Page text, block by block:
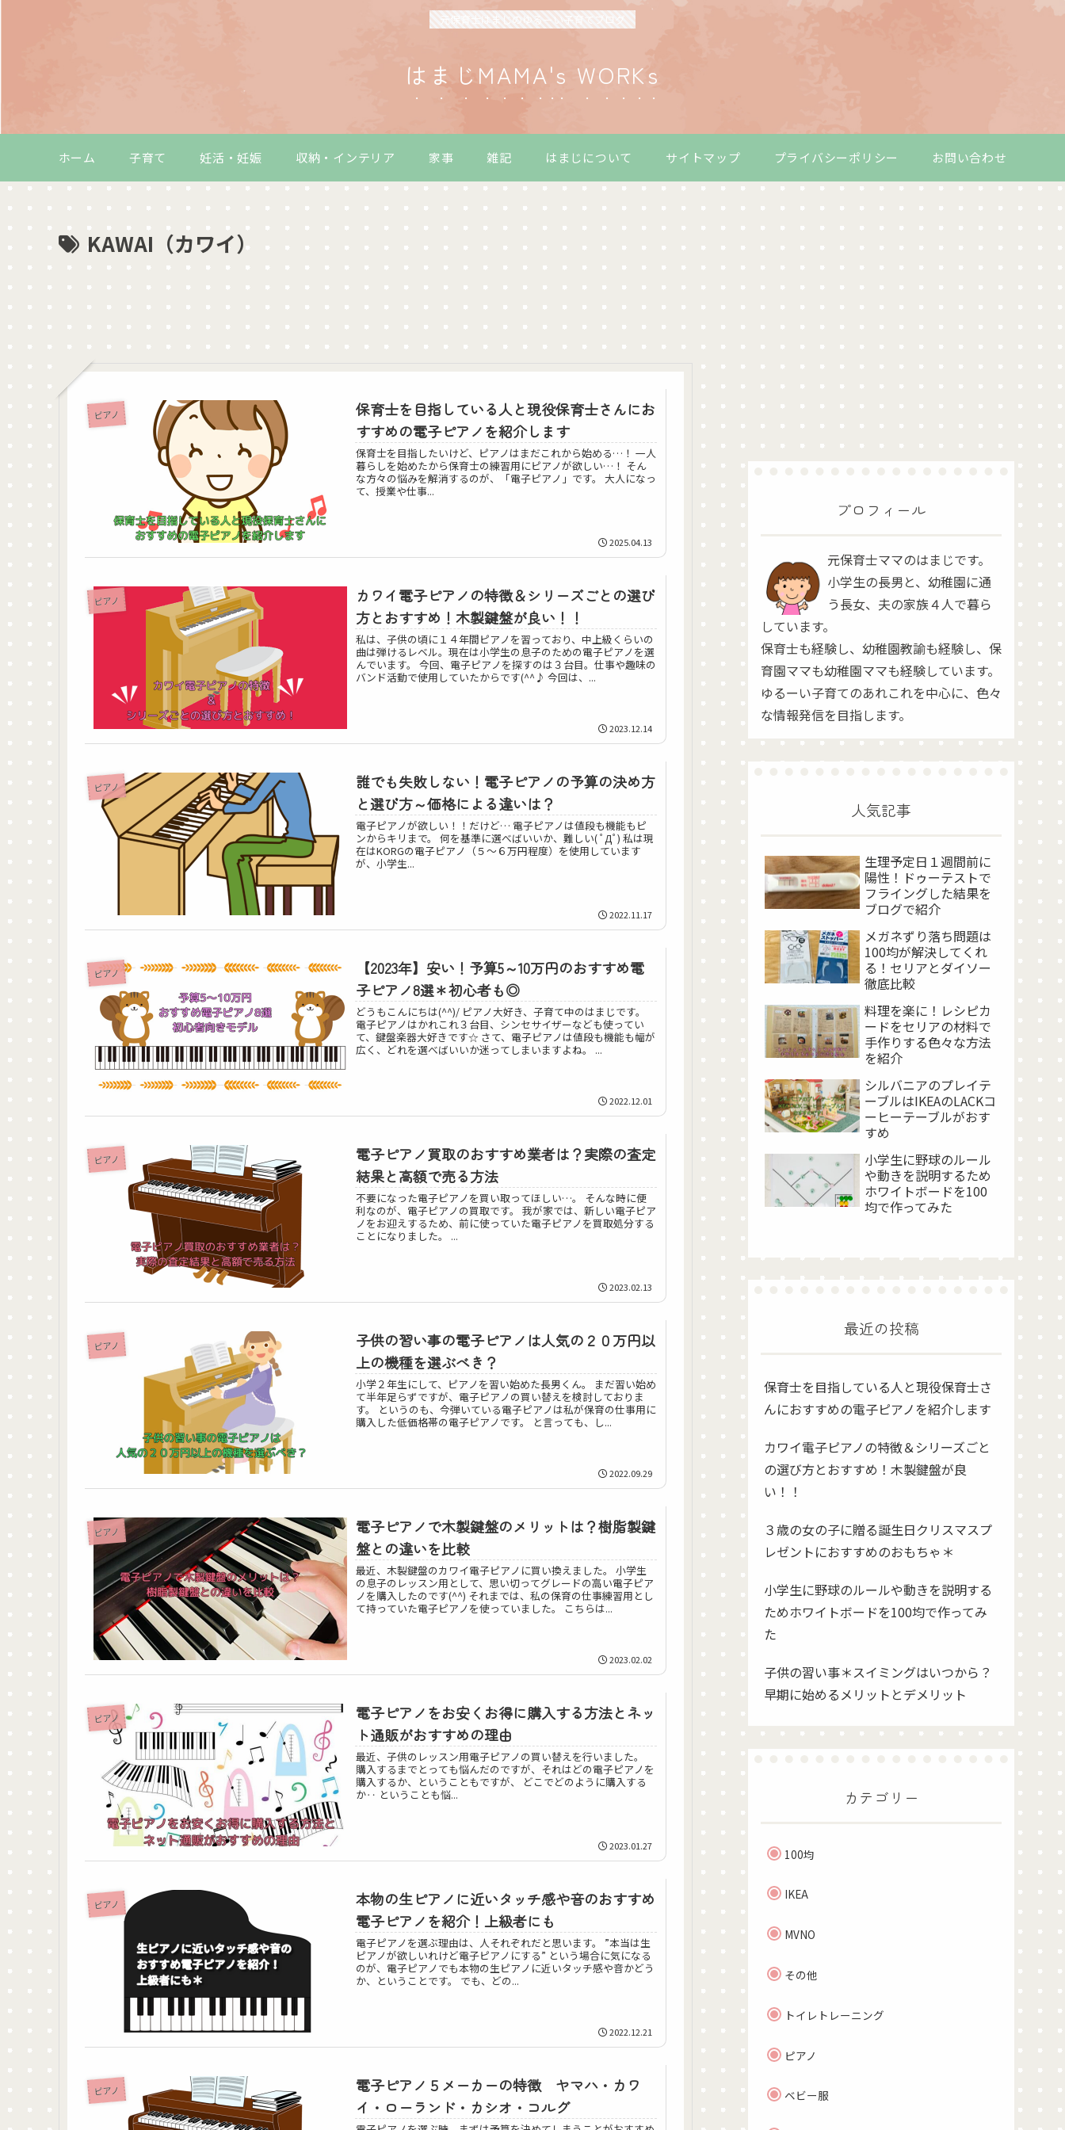
元保育士はまじのゆるーい子育てブログ
はまじMAMA's WORKs
ホーム 子育て 妊活・妊娠 収納・インテリア 家事 雑記 はまじについて サイトマップ プライバシーポリシー お問い合わせ
KAWAI（カワイ）
ピアノ
保育士を目指している人と現役保育士さんにお
すすめの電子ピアノを紹介します
保育士を目指したいけど、ピアノはまだこれから始める…！ 一人
暮らしを始めたから保育士の練習用にピアノが欲しい…！ そん
な方々の悩みを解消するのが、「電子ピアノ」です。 大人になっ
て、授業や仕事...
2025.04.13
ピアノ
カワイ電子ピアノの特徴＆シリーズごとの選び
方とおすすめ！木製鍵盤が良い！！
私は、子供の頃に１４年間ピアノを習っており、中上級くらいの
曲は弾けるレベル。現在は小学生の息子のための電子ピアノを選
んでいます。 今回、電子ピアノを探すのは３台目。仕事や趣味の
バンド活動で使用していたからです(^^♪ 今回は、...
2023.12.14
ピアノ
誰でも失敗しない！電子ピアノの予算の決め方
と選び方～価格による違いは？
電子ピアノが欲しい！！だけど… 電子ピアノは値段も機能もピ
ンからキリまで。 何を基準に選べばいいか、難しい( ﾟДﾟ) 私は現
在はKORGの電子ピアノ（５～６万円程度）を使用しています
が、小学生...
2022.11.17
ピアノ
【2023年】安い！予算5～10万円のおすすめ電
子ピアノ8選＊初心者も◎
どうもこんにちは(^^)/ ピアノ大好き、子育て中のはまじです。
電子ピアノはかれこれ３台目、シンセサイザーなども使ってい
て、鍵盤楽器大好きです☆ さて、電子ピアノは値段も機能も幅が
広く、どれを選べばいいか迷ってしまいますよね。 ...
2022.12.01
ピアノ
電子ピアノ買取のおすすめ業者は？実際の査定
結果と高額で売る方法
不要になった電子ピアノを買い取ってほしい…。 そんな時に便
利なのが、電子ピアノの買取です。 我が家では、新しい電子ピア
ノをお迎えするため、前に使っていた電子ピアノを買取処分する
ことになりました。 ...
2023.02.13
ピアノ
子供の習い事の電子ピアノは人気の２０万円以
上の機種を選ぶべき？
小学２年生にして、ピアノを習い始めた長男くん。 まだ習い始め
て半年足らずですが、電子ピアノの買い替えを検討しておりま
す。 というのも、今弾いている電子ピアノは私が保育の仕事用に
購入した低価格帯の電子ピアノです。 と言っても、し...
2022.09.29
ピアノ
電子ピアノで木製鍵盤のメリットは？樹脂製鍵
盤との違いを比較
最近、木製鍵盤のカワイ電子ピアノに買い換えました。 小学生
の息子のレッスン用として、思い切ってグレードの高い電子ピア
ノを購入したのです(^^) それまでは、私の保育の仕事練習用とし
て持っていた電子ピアノを使っていました。 こちらは...
2023.02.02
ピアノ
電子ピアノをお安くお得に購入する方法とネッ
ト通販がおすすめの理由
最近、子供のレッスン用電子ピアノの買い替えを行いました。
購入するまでとっても悩んだのですが、それはどの電子ピアノを
購入するか、ということもですが、 どこでどのように購入する
か‥ ということも悩...
2023.01.27
ピアノ
本物の生ピアノに近いタッチ感や音のおすすめ
電子ピアノを紹介！上級者にも
電子ピアノを選ぶ理由は、人それぞれだと思います。 ”本当は生
ピアノが欲しいれけど電子ピアノにする” という場合に気になる
のが、電子ピアノでも本物の生ピアノに近いタッチ感や音かどう
か、ということです。 でも、どの...
2022.12.21
ピアノ
電子ピアノ５メーカーの特徴 ヤマハ・カワ
イ・ローランド・カシオ・コルグ
プロフィール
元保育士ママのはまじです。
小学生の長男と、幼稚園に通
う長女、夫の家族４人で暮ら
しています。
保育士も経験し、幼稚園教諭も経験し、保
育園ママも幼稚園ママも経験しています。
ゆるーい子育てのあれこれを中心に、色々
な情報発信を目指します。
人気記事
生理予定日１週間前に
陽性！ドゥーテストで
フライングした結果を
ブログで紹介
メガネずり落ち問題は
100均が解決してくれ
る！セリアとダイソー
徹底比較
料理を楽に！レシピカ
ードをセリアの材料で
手作りする色々な方法
を紹介
シルバニアのプレイテ
ーブルはIKEAのLACKコ
ーヒーテーブルがおす
すめ
小学生に野球のルール
や動きを説明するため
ホワイトボードを100
均で作ってみた
最近の投稿
保育士を目指している人と現役保育士さ
んにおすすめの電子ピアノを紹介します
カワイ電子ピアノの特徴＆シリーズごと
の選び方とおすすめ！木製鍵盤が良
い！！
３歳の女の子に贈る誕生日クリスマスプ
レゼントにおすすめのおもちゃ＊
小学生に野球のルールや動きを説明する
ためホワイトボードを100均で作ってみ
た
子供の習い事＊スイミングはいつから？
早期に始めるメリットとデメリット
カテゴリー
100均
IKEA
MVNO
その他
トイレトレーニング
ピアノ
ベビー服